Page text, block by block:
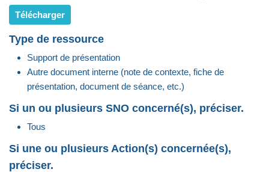
Télécharger
Type de ressource
Support de présentation
Autre document interne (note de contexte, fiche de
présentation, document de séance, etc.)
Si un ou plusieurs SNO concerné(s), préciser.
Tous
Si une ou plusieurs Action(s) concernée(s),
préciser.